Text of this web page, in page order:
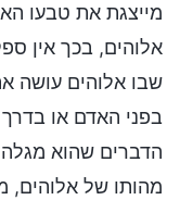
מייצגת את טבעו
אלוהים, בכך אין
שבו אלוהים עושה
בפני האדם או
הדברים שהוא מגלה
מהותו של אלוהים,